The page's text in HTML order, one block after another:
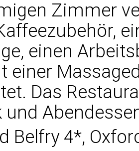
Zimmer
einen
einer
Das
und
Belfry 4*,